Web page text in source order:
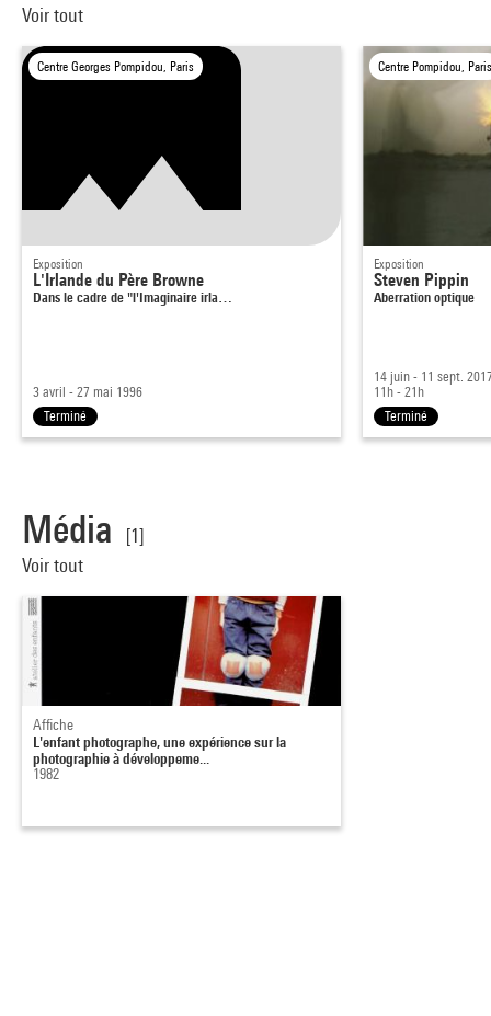
Voir tout
Centre Georges Pompidou, Paris
Exposition
L'Irlande du Père Browne
Dans le cadre de "l'Imaginaire irla…
3 avril - 27 mai 1996
Terminé
Centre Pompidou,
Exposition
Steven Pippin
Aberration optique
14 juin - 11 sept.
11h - 21h
Terminé
Média
[1]
Voir tout
Affiche
L'enfant photographe, une expérience sur la
photographie à développeme...
1982